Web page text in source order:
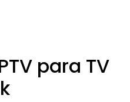
para TV